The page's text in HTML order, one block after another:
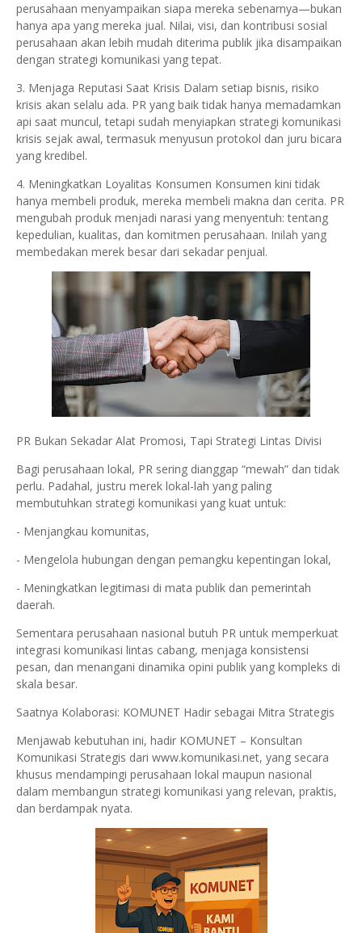
perusahaan menyampaikan siapa mereka sebenarnya—bukan
hanya apa yang mereka jual. Nilai, visi, dan kontribusi sosial
perusahaan akan lebih mudah diterima publik jika disampaikan
dengan strategi komunikasi yang tepat.
3. Menjaga Reputasi Saat Krisis Dalam setiap bisnis, risiko
krisis akan selalu ada. PR yang baik tidak hanya memadamkan
api saat muncul, tetapi sudah menyiapkan strategi komunikasi
krisis sejak awal, termasuk menyusun protokol dan juru bicara
yang kredibel.
4. Meningkatkan Loyalitas Konsumen Konsumen kini tidak
hanya membeli produk, mereka membeli makna dan cerita. PR
mengubah produk menjadi narasi yang menyentuh: tentang
kepedulian, kualitas, dan komitmen perusahaan. Inilah yang
membedakan merek besar dari sekadar penjual.
PR Bukan Sekadar Alat Promosi, Tapi Strategi Lintas Divisi
Bagi perusahaan lokal, PR sering dianggap “mewah” dan tidak
perlu. Padahal, justru merek lokal-lah yang paling
membutuhkan strategi komunikasi yang kuat untuk:
- Menjangkau komunitas,
- Mengelola hubungan dengan pemangku kepentingan lokal,
- Meningkatkan legitimasi di mata publik dan pemerintah
daerah.
Sementara perusahaan nasional butuh PR untuk memperkuat
integrasi komunikasi lintas cabang, menjaga konsistensi
pesan, dan menangani dinamika opini publik yang kompleks di
skala besar.
Saatnya Kolaborasi: KOMUNET Hadir sebagai Mitra Strategis
Menjawab kebutuhan ini, hadir KOMUNET – Konsultan
Komunikasi Strategis dari www.komunikasi.net, yang secara
khusus mendampingi perusahaan lokal maupun nasional
dalam membangun strategi komunikasi yang relevan, praktis,
dan berdampak nyata.